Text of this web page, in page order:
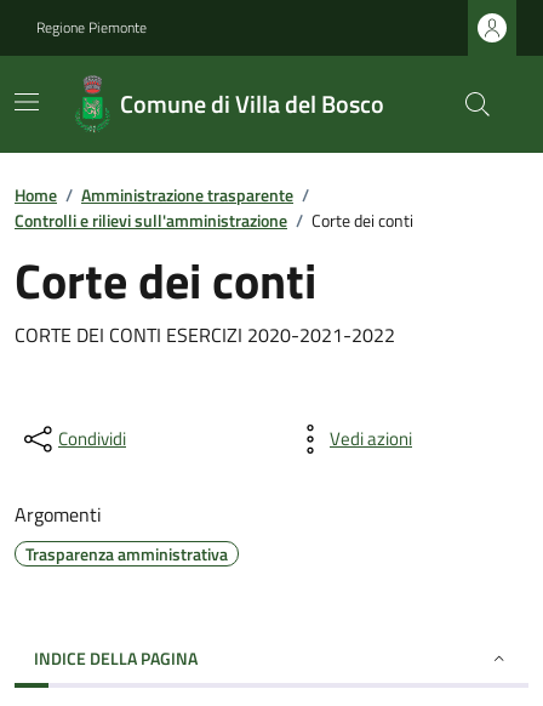
Regione Piemonte
Comune di Villa del Bosco
Home / Amministrazione trasparente /
Controlli e rilievi sull'amministrazione / Corte dei conti
Corte dei conti
CORTE DEI CONTI ESERCIZI 2020-2021-2022
Condividi Vedi azioni
Argomenti
Trasparenza amministrativa
INDICE DELLA PAGINA